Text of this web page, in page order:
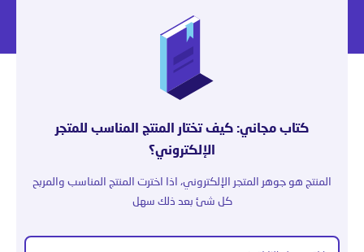
كتاب مجاني: كيف تختار المنتج المناسب للمتجر
الإلكتروني؟
المنتج هو جوهر المتجر الإلكتروني، اذا اخترت المنتج المناسب والمربح
كل شئ بعد ذلك سهل